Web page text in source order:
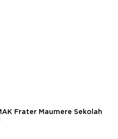
Frater Maumere Sekolah